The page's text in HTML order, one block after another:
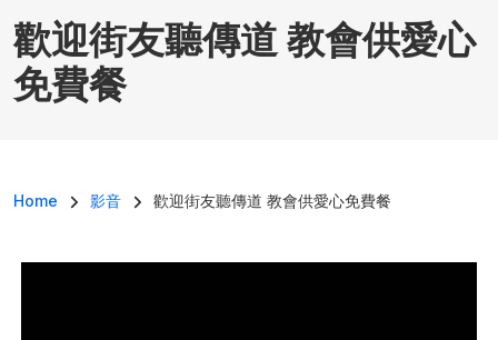
歡迎街友聽傳道 教會供愛心
免費餐
導航連結
Home 影音 歡迎街友聽傳道 教會供愛心免費餐